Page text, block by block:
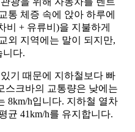
통 체증 속에 앉아 하루에
비 + 유류비)을 지불하게
외 지역에는 말이 되지만,
니다.
기 때문에 지하철보다 빠
스크바의 교통량은 낮에는
8km/h입니다. 지하철 열차
균 41km/h를 유지합니다.